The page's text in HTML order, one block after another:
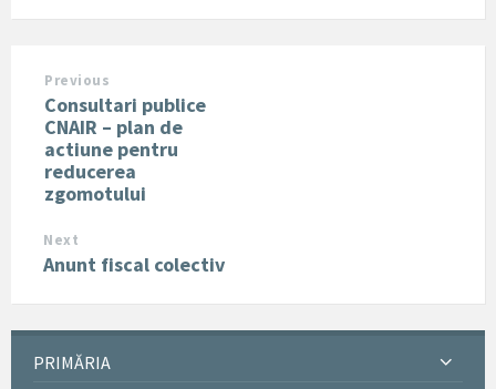
Previous
Consultari publice
CNAIR – plan de
actiune pentru
reducerea
zgomotului
Next
Anunt fiscal colectiv
PRIMĂRIA